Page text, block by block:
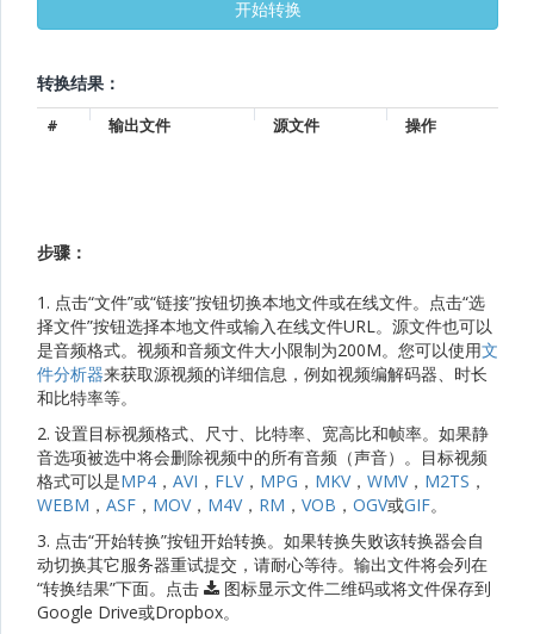
转换结果：
# 输出文件 源文件 操作
步骤：
1. 点击“文件”或“链接”按钮切换本地文件或在线文件。点击“选
择文件”按钮选择本地文件或输入在线文件URL。源文件也可以
是音频格式。视频和音频文件大小限制为200M。您可以使用文
件分析器来获取源视频的详细信息，例如视频编解码器、时长
和比特率等。
2. 设置目标视频格式、尺寸、比特率、宽高比和帧率。如果静
音选项被选中将会删除视频中的所有音频（声音）。目标视频
格式可以是MP4 ， AVI ， FLV， MPG ， MKV， WMV， M2TS ，
WEBM ， ASF ， MOV， M4V， RM ， VOB ， OGV或GIF。
3. 点击“开始转换”按钮开始转换。如果转换失败该转换器会自
动切换其它服务器重试提交，请耐心等待。输出文件将会列在
“转换结果”下面。点击
图标显示文件二维码或将文件保存到
Google Drive或Dropbox。